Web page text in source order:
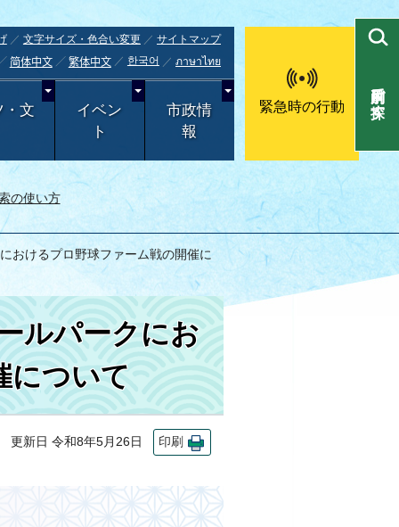
文字サイズ・色合い変更
サイトマップ
简体中文 繁体中文 한국어 ภาษาไทย
・文
イベン
ト
市政情
報
緊急時の行動
の使い方
目的別で探す
おけるプロ野球ファーム戦の開催に
ルパークにお
について
更新日 令和8年5月26日 印刷